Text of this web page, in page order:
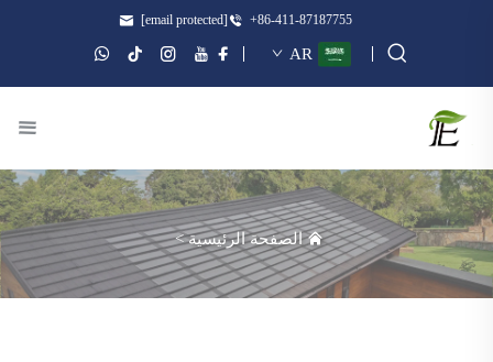
+86-411-87187755
[email protected]
AR
الصفحة الرئيسية>